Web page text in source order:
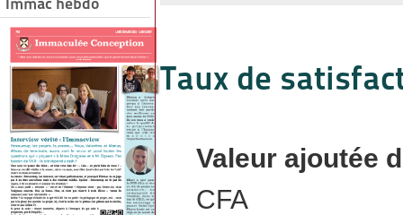
Taux de
Valeur ajoutée
CFA